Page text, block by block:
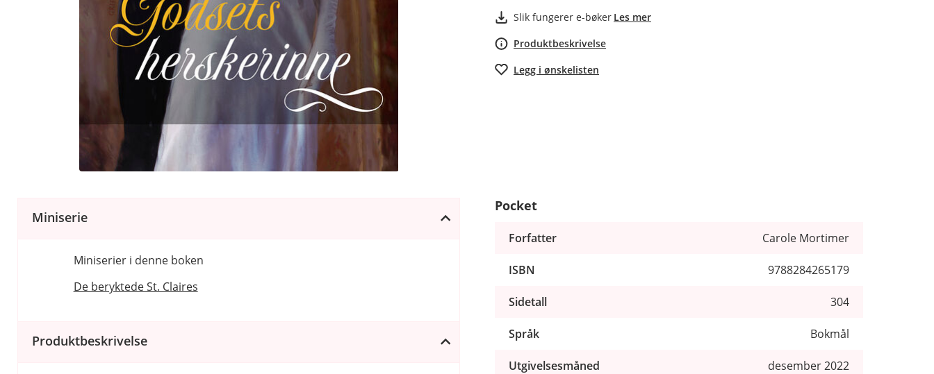
Slik fungerer e-bøker Les mer
Produktbeskrivelse
Legg i ønskelisten
Miniserie
Miniserier i denne boken
De beryktede St. Claires
Produktbeskrivelse
Pocket
Forfatter Carole Mortimer
ISBN 9788284265179
Sidetall 304
Språk Bokmål
Utgivelsesmåned desember 2022